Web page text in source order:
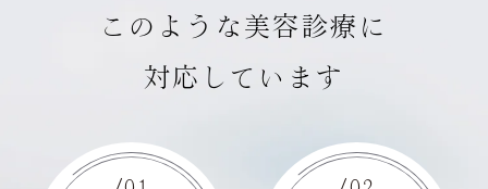
このような美容診療に
対応しています